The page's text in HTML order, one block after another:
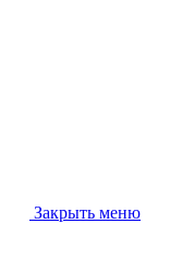
Закрыть меню